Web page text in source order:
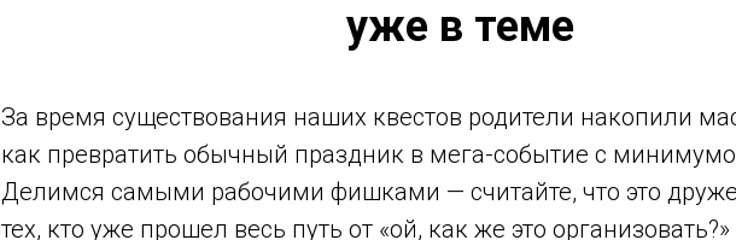
уже в теме
За время существования наших квестов родители накопили
как превратить обычный праздник в мега-событие с
Делимся самыми рабочими фишками — считайте, что это
тех, кто уже прошел весь путь от «ой, как же это